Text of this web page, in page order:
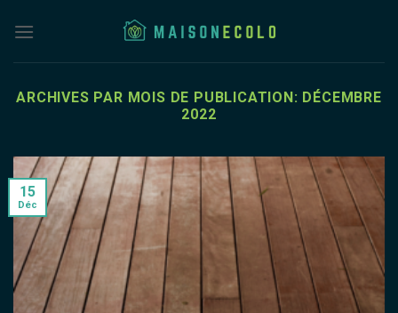
ARCHIVES PAR MOIS DE PUBLICATION: DÉCEMBRE
2022
15
Déc